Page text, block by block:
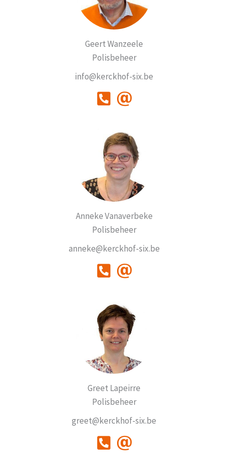
Geert Wanzeele
Polisbeheer
info@kerckhof-six.be
Anneke Vanaverbeke
Polisbeheer
anneke@kerckhof-six.be
Greet Lapeirre
Polisbeheer
greet@kerckhof-six.be